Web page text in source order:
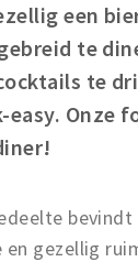
een
te
te
easy. Onze
en gezellig